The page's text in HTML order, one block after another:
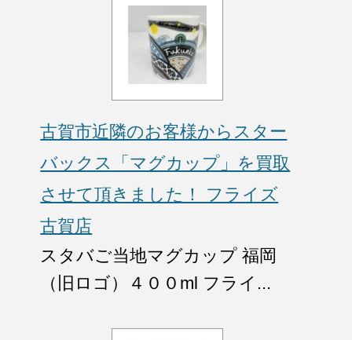
古賀市近隣のお客様からスター
バックス「マグカップ」を買取
させて頂きました！ フライズ
古賀店
スタバご当地マグカップ 福岡
（旧ロゴ）４００ml フライ...